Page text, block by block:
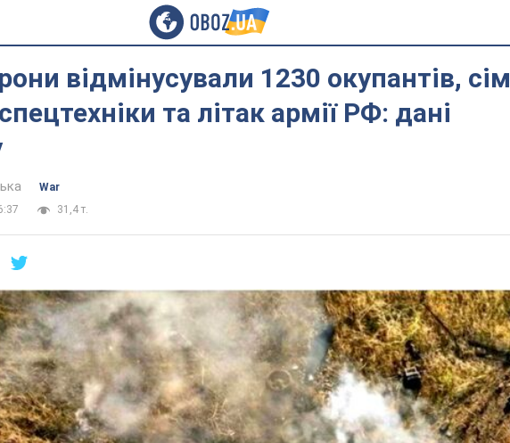
відмінусували 1230 окупантів, сім
та літак армії РФ: дані
War
31,4 т.